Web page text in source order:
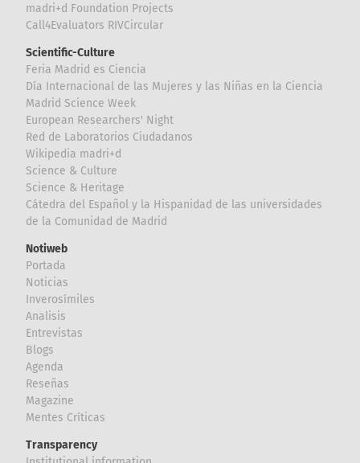
madri+d Foundation Projects
Call4Evaluators RIVCircular
Scientific-Culture
Feria Madrid es Ciencia
Día Internacional de las Mujeres y las Niñas en la Ciencia
Madrid Science Week
European Researchers' Night
Red de Laboratorios Ciudadanos
Wikipedia madri+d
Science & Culture
Science & Heritage
Cátedra del Español y la Hispanidad de las universidades
de la Comunidad de Madrid
Notiweb
Portada
Noticias
Inverosímiles
Analisis
Entrevistas
Blogs
Agenda
Reseñas
Magazine
Mentes Críticas
Transparency